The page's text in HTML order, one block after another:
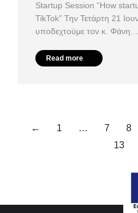
Startup Session “How
TikTok” Την Τετάρτη 21
υποδεχτούμε τον κ. Φάνη…
Read more
← 1 … 7 8
13